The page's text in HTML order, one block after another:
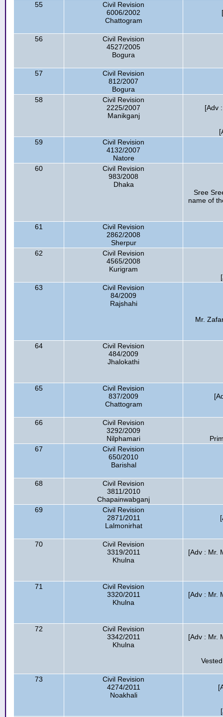
55
Civil Revision
6006/2002
Chattogram
56
Civil Revision
4527/2005
Bogura
57
Civil Revision
812/2007
Bogura
58
Civil Revision
2225/2007
Manikganj
[Adv
59
Civil Revision
4132/2007
Natore
60
Civil Revision
983/2008
Dhaka
Sree
name of
61
Civil Revision
2862/2008
Sherpur
62
Civil Revision
4565/2008
Kurigram
63
Civil Revision
84/2009
Rajshahi
Mr.
64
Civil Revision
484/2009
Jhalokathi
65
Civil Revision
837/2009
Chattogram
66
Civil Revision
3292/2009
Nilphamari
67
Civil Revision
650/2010
Barishal
68
Civil Revision
3811/2010
Chapainwabganj
69
Civil Revision
2871/2011
Lalmonirhat
70
Civil Revision
3319/2011
Khulna
[Adv : Mr.
71
Civil Revision
3320/2011
Khulna
[Adv : Mr.
72
Civil Revision
3342/2011
Khulna
[Adv : Mr.
73
Civil Revision
4274/2011
Noakhali